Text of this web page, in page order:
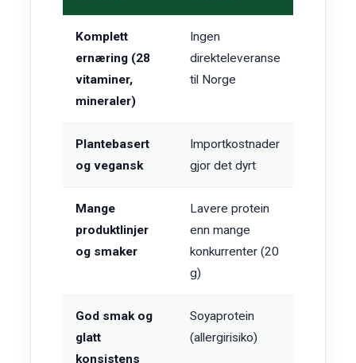
Komplett
ernæring (28
vitaminer,
mineraler)
Ingen
direkteleveranse
til Norge
Plantebasert
og vegansk
Importkostnader
gjor det dyrt
Mange
produktlinjer
og smaker
Lavere protein
enn mange
konkurrenter (20
g)
God smak og
glatt
konsistens
Soyaprotein
(allergirisiko)